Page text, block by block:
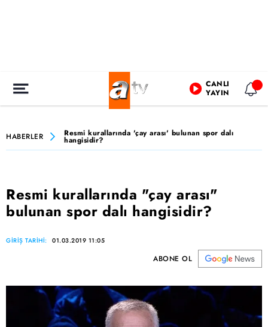
CANLI
YAYIN
HABERLER Resmi kurallarında 'çay arası' bulunan spor dalı
hangisidir?
Resmi kurallarında "çay arası"
bulunan spor dalı hangisidir?
GİRİŞ TARİHİ: 01.03.2019 11:05
ABONE OL